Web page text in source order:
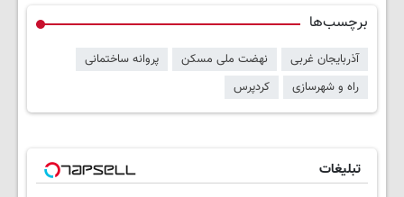
برچسب‌ها
آذربایجان غربی نهضت ملی مسکن
پروانه ساختمانی
راه و شهرسازی
کردپرس
تبلیغات